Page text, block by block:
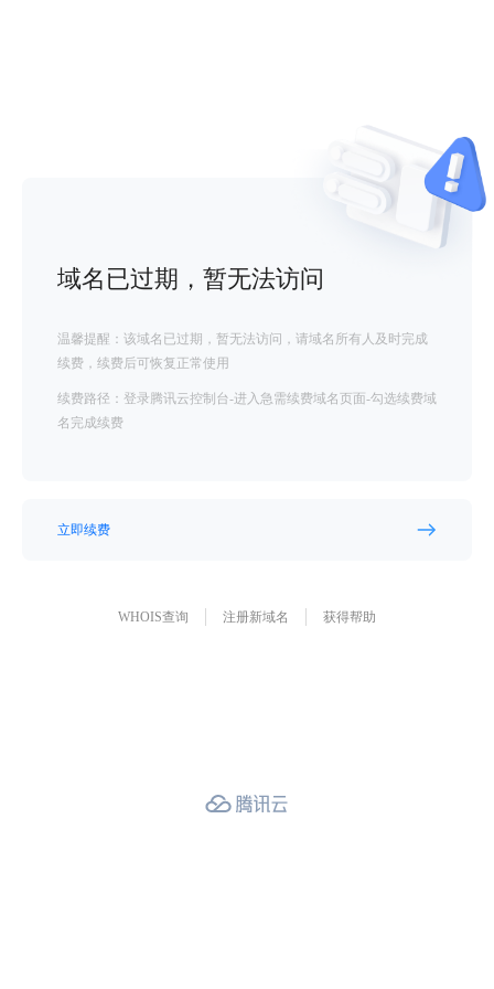
域名已过期，暂无法访问
温馨提醒：该域名已过期，暂无法访问，请域名所有人及时完成
续费，续费后可恢复正常使用
续费路径：登录腾讯云控制台-进入急需续费域名页面-勾选续费域
名完成续费
立即续费
WHOIS查询 注册新域名 获得帮助